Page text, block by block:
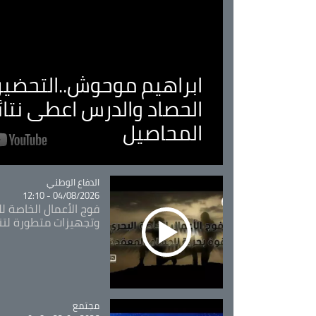
ابراهيم
الحصاد والدرس اعطى
المحاصيل
Catégorie
الدفاع الوطني
04/08/2026 - 12:10
فوج الأعمال الخاصة
وتجهيزات متطورة
Catégorie
مجتمع